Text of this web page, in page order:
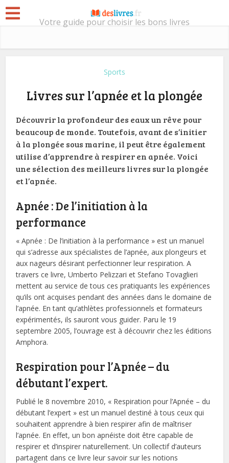
Votre guide pour choisir les bons livres
Sports
Livres sur l’apnée et la plongée
Découvrir la profondeur des eaux un rêve pour
beaucoup de monde. Toutefois, avant de s’initier
à la plongée sous marine, il peut être également
utilise d’apprendre à respirer en apnée. Voici
une sélection des meilleurs livres sur la plongée
et l’apnée.
Apnée : De l’initiation à la
performance
« Apnée : De l’initiation à la performance » est un manuel
qui s’adresse aux spécialistes de l’apnée, aux plongeurs et
aux nageurs désirant perfectionner leur respiration. A
travers ce livre, Umberto Pelizzari et Stefano Tovaglieri
mettent au service de tous ces pratiquants les expériences
qu’ils ont acquises pendant des années dans le domaine de
l’apnée. En tant qu’athlètes professionnels et formateurs
expérimentés, ils sauront vous guider. Paru le 19
septembre 2005, l’ouvrage est à découvrir chez les éditions
Amphora.
Respiration pour l’Apnée – du
débutant l’expert.
Publié le 8 novembre 2010, « Respiration pour l’Apnée – du
débutant l’expert » est un manuel destiné à tous ceux qui
souhaitent apprendre à bien respirer afin de maîtriser
l’apnée. En effet, un bon apnéiste doit être capable de
respirer et d’inspirer naturellement. Un collectif d’auteurs
partagent dans ce livre leur savoir sur les notions